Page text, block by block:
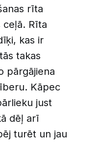
rīta
ceļā. Rīta
kas ir
takas
pārgājiena
Kāpec
just
dēļ arī
turēt un jau